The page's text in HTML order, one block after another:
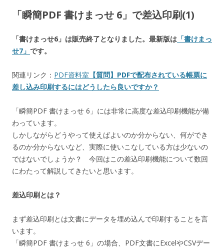
「瞬簡PDF 書けまっせ 6」で差込印刷(1)
「書けまっせ6」は販売終了となりました。最新版は 「書けまっ
せ7」 です。
関連リンク： PDF資料室 【質問】PDFで配布されている帳票に
差し込み印刷するにはどうしたら良いですか？
「瞬簡PDF 書けまっせ 6」には非常に高度な差込印刷機能が備
わっています。
しかしながらどうやって使えばよいのか分からない、何ができ
るのか分からないなど、実際に使いこなしている方は少ないの
ではないでしょうか？ 今回はこの差込印刷機能について数回
にわたって解説してきたいと思います。
差込印刷とは？
まず差込印刷とは文書にデータを埋め込んで印刷することを言
います。
「瞬簡PDF 書けまっせ 6」の場合、PDF文書にExcelやCSVデー